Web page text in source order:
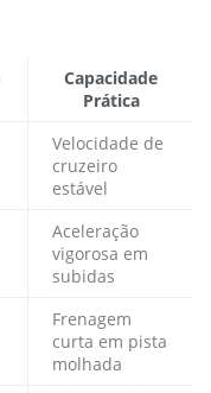
Capacidade
Prática
Velocidade de
cruzeiro
estável
Aceleração
vigorosa em
subidas
Frenagem
curta em pista
molhada